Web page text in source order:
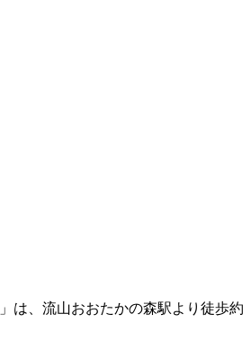
は、流山おおたかの森駅より徒歩約